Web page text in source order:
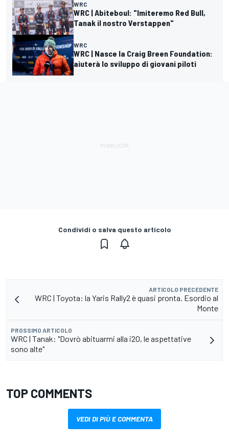
WRC
WRC | Abiteboul: "Imiteremo Red Bull,
Tanak il nostro Verstappen"
WRC
WRC | Nasce la Craig Breen Foundation:
aiuterà lo sviluppo di giovani piloti
Condividi o salva questo articolo
ARTICOLO PRECEDENTE
WRC | Toyota: la Yaris Rally2 è quasi pronta. Esordio al
Monte
PROSSIMO ARTICOLO
WRC | Tanak: "Dovrò abituarmi alla i20, le aspettative
sono alte"
TOP COMMENTS
VEDI DI PIÙ E COMMENTA